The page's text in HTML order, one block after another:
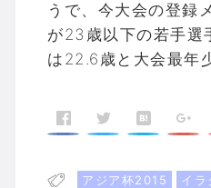
うで、今大会の登録
が23歳以下の若手選
は22.6歳と大会最年
アジア杯2015 イラ